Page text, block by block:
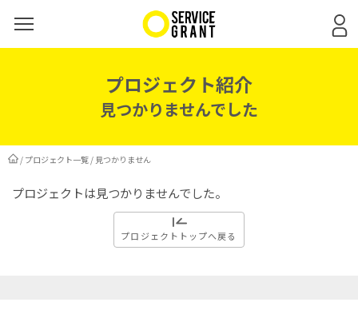
プロジェクト紹介
見つかりませんでした
/ プロジェクト一覧 / 見つかりません
プロジェクトは見つかりませんでした。
プロジェクトトップへ戻る